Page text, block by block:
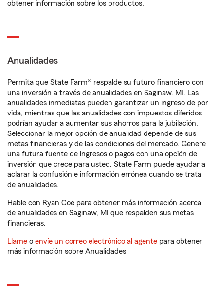
obtener información sobre los productos.
Anualidades
Permita que State Farm® respalde su futuro financiero con
una inversión a través de anualidades en Saginaw, MI. Las
anualidades inmediatas pueden garantizar un ingreso de por
vida, mientras que las anualidades con impuestos diferidos
podrían ayudar a aumentar sus ahorros para la jubilación.
Seleccionar la mejor opción de anualidad depende de sus
metas financieras y de las condiciones del mercado. Genere
una futura fuente de ingresos o pagos con una opción de
inversión que crece para usted. State Farm puede ayudar a
aclarar la confusión e información errónea cuando se trata
de anualidades.
Hable con Ryan Coe para obtener más información acerca
de anualidades en Saginaw, MI que respalden sus metas
financieras.
Llame o envíe un correo electrónico al agente para obtener
más información sobre Anualidades.